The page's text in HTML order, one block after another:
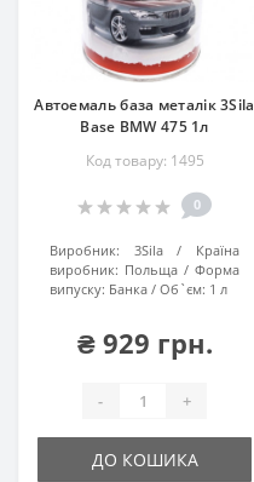
Автоемаль база металік 3Sila
Base BMW 475 1л
Код товару: 1495
0
Виробник: 3Sila
Країна
виробник: Польща
Форма
випуску: Банка Об`єм: 1 л
₴ 929 грн.
- +
ДО КОШИКА